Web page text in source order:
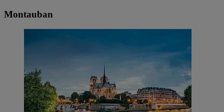
Montauban